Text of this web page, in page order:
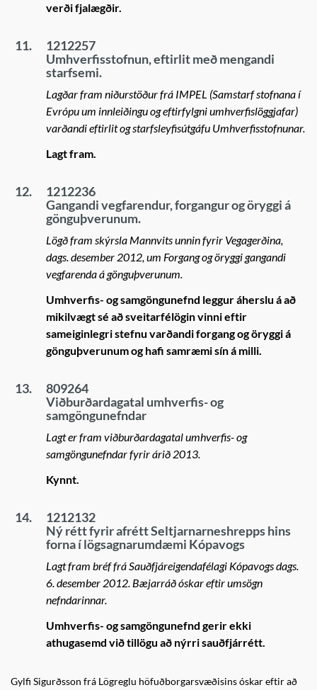
verði fjalægðir.
11.
1212257
Umhverfisstofnun, eftirlit með mengandi
starfsemi.
Lagðar fram niðurstöður frá IMPEL (Samstarf stofnana í
Evrópu um innleiðingu og eftirfylgni umhverfislöggjafar)
varðandi eftirlit og starfsleyfisútgáfu Umhverfisstofnunar.
Lagt fram.
12.
1212236
Gangandi vegfarendur, forgangur og öryggi á
gönguþverunum.
Lögð fram skýrsla Mannvits unnin fyrir Vegagerðina,
dags. desember 2012, um Forgang og öryggi gangandi
vegfarenda á gönguþverunum.
Umhverfis- og samgöngunefnd leggur áherslu á að
mikilvægt sé að sveitarfélögin vinni eftir
sameiginlegri stefnu varðandi forgang og öryggi á
gönguþverunum og hafi samræmi sín á milli.
13.
809264
Viðburðardagatal umhverfis- og
samgöngunefndar
Lagt er fram viðburðardagatal umhverfis- og
samgöngunefndar fyrir árið 2013.
Kynnt.
14.
1212132
Ný rétt fyrir afrétt Seltjarnarneshrepps hins
forna í lögsagnarumdæmi Kópavogs
Lagt fram bréf frá Sauðfjáreigendafélagi Kópavogs dags.
6. desember 2012. Bæjarráð óskar eftir umsögn
nefndarinnar.
Umhverfis- og samgöngunefnd gerir ekki
athugasemd við tillögu að nýrri sauðfjárrétt.
Gylfi Sigurðsson frá Lögreglu höfuðborgarsvæðisins óskar eftir að